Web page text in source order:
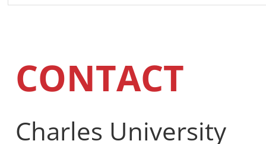
CONTACT
Charles University